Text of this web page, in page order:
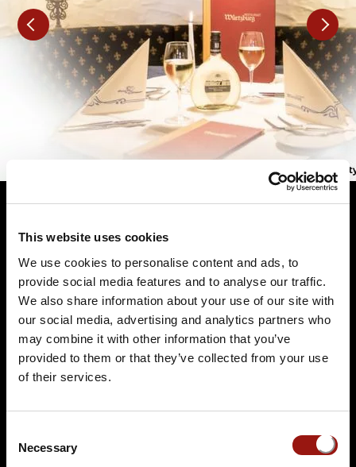
This website uses cookies
We use cookies to personalise content and ads, to
provide social media features and to analyse our traffic.
We also share information about your use of our site with
our social media, advertising and analytics partners who
may combine it with other information that you’ve
provided to them or that they’ve collected from your use
of their services.
Selection
Necessary
Hotel Strauss - Restaurant Würzburg